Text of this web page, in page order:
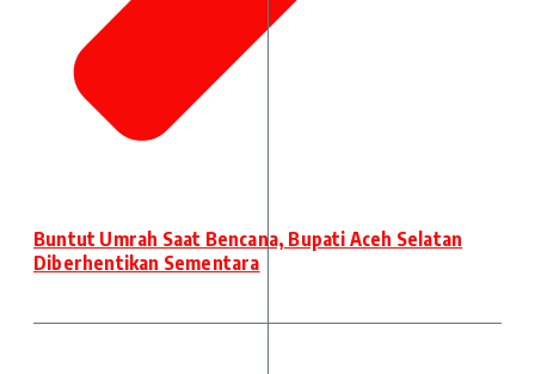
Buntut Umrah Saat Bencana, Bupati Aceh Selatan
Diberhentikan Sementara